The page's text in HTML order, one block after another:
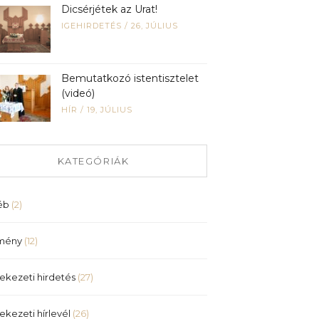
Dicsérjétek az Urat!
IGEHIRDETÉS / 26, JÚLIUS
Bemutatkozó istentisztelet
(videó)
HÍR / 19, JÚLIUS
KATEGÓRIÁK
(2)
(12)
hirdetés (27)
hírlevél (26)